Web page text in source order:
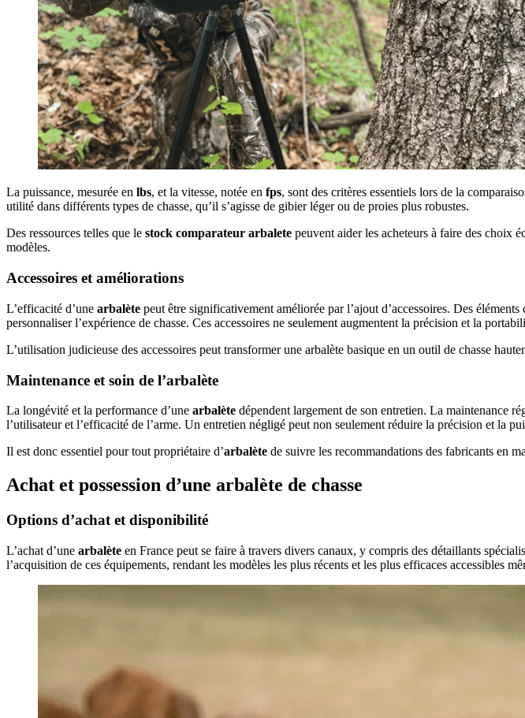
La puissance, mesurée en lbs, et la vitesse, notée en fps, sont des critères essentiels lors de la
utilité dans différents types de chasse, qu’il s’agisse de gibier léger ou de proies plus robustes.
Des ressources telles que le stock comparateur arbalete peuvent aider les acheteurs à faire des choix
modèles.
Accessoires et améliorations
L’efficacité d’une arbalète peut être significativement améliorée par l’ajout d’accessoires. Des
personnaliser l’expérience de chasse. Ces accessoires ne seulement augmentent la précision et la
L’utilisation judicieuse des accessoires peut transformer une arbalète basique en un outil de chasse
Maintenance et soin de l’arbalète
La longévité et la performance d’une arbalète dépendent largement de son entretien. La maintenance
l’utilisateur et l’efficacité de l’arme. Un entretien négligé peut non seulement réduire la précision et la
Il est donc essentiel pour tout propriétaire d’arbalète de suivre les recommandations des fabricants en
Achat et possession d’une arbalète de chasse
Options d’achat et disponibilité
L’achat d’une arbalète en France peut se faire à travers divers canaux, y compris des détaillants
l’acquisition de ces équipements, rendant les modèles les plus récents et les plus efficaces accessibles